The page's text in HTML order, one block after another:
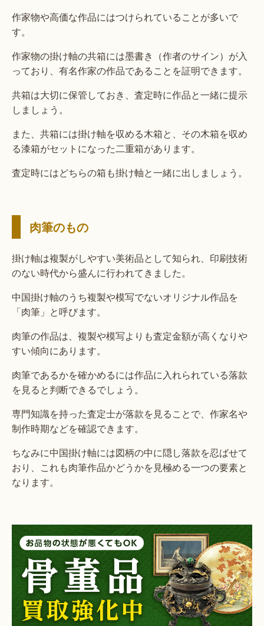
作家物や高価な作品にはつけられていることが多いで
す。
作家物の掛け軸の共箱には墨書き（作者のサイン）が入
っており、有名作家の作品であることを証明できます。
共箱は大切に保管しておき、査定時に作品と一緒に提示
しましょう。
また、共箱には掛け軸を収める木箱と、その木箱を収め
る漆箱がセットになった二重箱があります。
査定時にはどちらの箱も掛け軸と一緒に出しましょう。
肉筆のもの
掛け軸は複製がしやすい美術品として知られ、印刷技術
のない時代から盛んに行われてきました。
中国掛け軸のうち複製や模写でないオリジナル作品を
「肉筆」と呼びます。
肉筆の作品は、複製や模写よりも査定金額が高くなりや
すい傾向にあります。
肉筆であるかを確かめるには作品に入れられている落款
を見ると判断できるでしょう。
専門知識を持った査定士が落款を見ることで、作家名や
制作時期などを確認できます。
ちなみに中国掛け軸には図柄の中に隠し落款を忍ばせて
おり、これも肉筆作品かどうかを見極める一つの要素と
なります。